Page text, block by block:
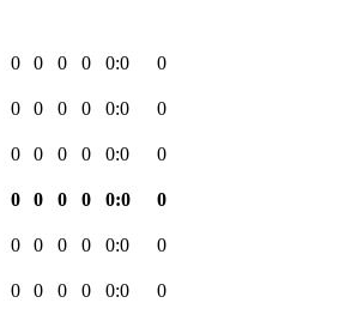
0 0 0 0 0:0 0
0 0 0 0 0:0 0
0 0 0 0 0:0 0
0 0 0 0 0:0 0
0 0 0 0 0:0 0
0 0 0 0 0:0 0